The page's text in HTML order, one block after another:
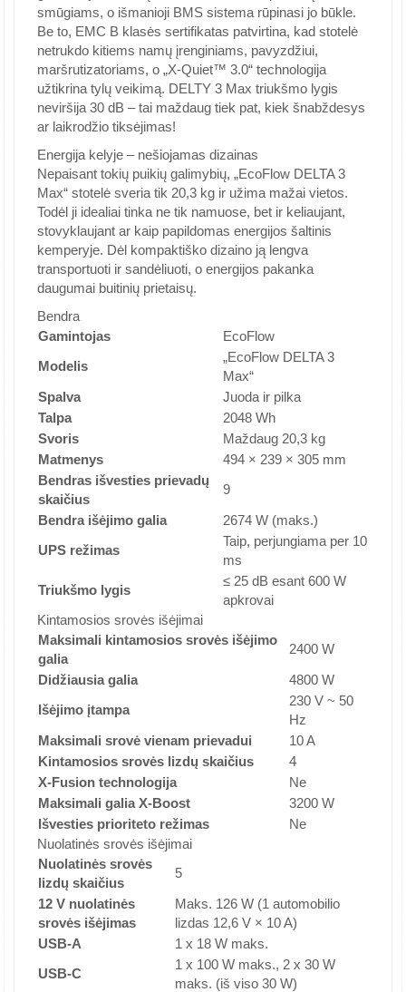
smūgiams, o išmanioji BMS sistema rūpinasi jo būkle.
Be to, EMC B klasės sertifikatas patvirtina, kad stotelė
netrukdo kitiems namų įrenginiams, pavyzdžiui,
maršrutizatoriams, o „X-Quiet™ 3.0“ technologija
užtikrina tylų veikimą. DELTY 3 Max triukšmo lygis
neviršija 30 dB – tai maždaug tiek pat, kiek šnabždesys
ar laikrodžio tiksėjimas!
Energija kelyje – nešiojamas dizainas
Nepaisant tokių puikių galimybių, „EcoFlow DELTA 3
Max“ stotelė sveria tik 20,3 kg ir užima mažai vietos.
Todėl ji idealiai tinka ne tik namuose, bet ir keliaujant,
stovyklaujant ar kaip papildomas energijos šaltinis
kemperyje. Dėl kompaktiško dizaino ją lengva
transportuoti ir sandėliuoti, o energijos pakanka
daugumai buitinių prietaisų.
Bendra
Gamintojas
EcoFlow
Modelis
„EcoFlow DELTA 3
Max“
Spalva
Juoda ir pilka
Talpa
2048 Wh
Svoris
Maždaug 20,3 kg
Matmenys
494 × 239 × 305 mm
Bendras išvesties prievadų
skaičius
9
Bendra išėjimo galia
2674 W (maks.)
UPS režimas
Taip, perjungiama per 10
ms
Triukšmo lygis
≤ 25 dB esant 600 W
apkrovai
Kintamosios srovės išėjimai
Maksimali kintamosios srovės išėjimo
galia
2400 W
Didžiausia galia
4800 W
Išėjimo įtampa
230 V ~ 50
Hz
Maksimali srovė vienam prievadui
10 A
Kintamosios srovės lizdų skaičius
4
X-Fusion technologija
Ne
Maksimali galia X-Boost
3200 W
Išvesties prioriteto režimas
Ne
Nuolatinės srovės išėjimai
Nuolatinės srovės
lizdų skaičius
5
12 V nuolatinės
srovės išėjimas
Maks. 126 W (1 automobilio
lizdas 12,6 V × 10 A)
USB-A
1 x 18 W maks.
USB-C
1 x 100 W maks., 2 x 30 W
maks. (iš viso 30 W)